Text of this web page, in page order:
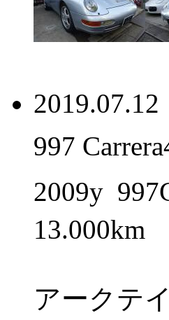
2019.07.12
997
2009y
アークテ